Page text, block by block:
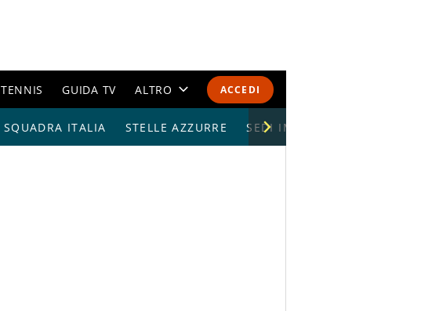
ACCEDI
TENNIS GUIDA TV ALTRO
CALENDARI E CLASSIFICHE
SQUADRA ITALIA STELLE AZZURRE SEDI IMPIANTI